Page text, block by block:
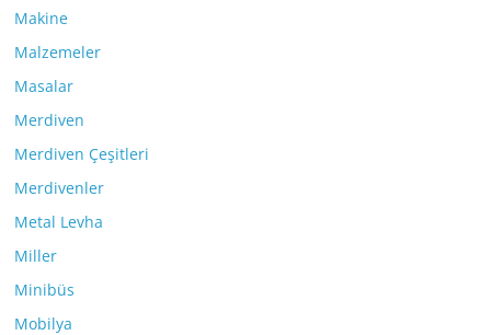
Makine
Malzemeler
Masalar
Merdiven
Merdiven Çeşitleri
Merdivenler
Metal Levha
Miller
Minibüs
Mobilya